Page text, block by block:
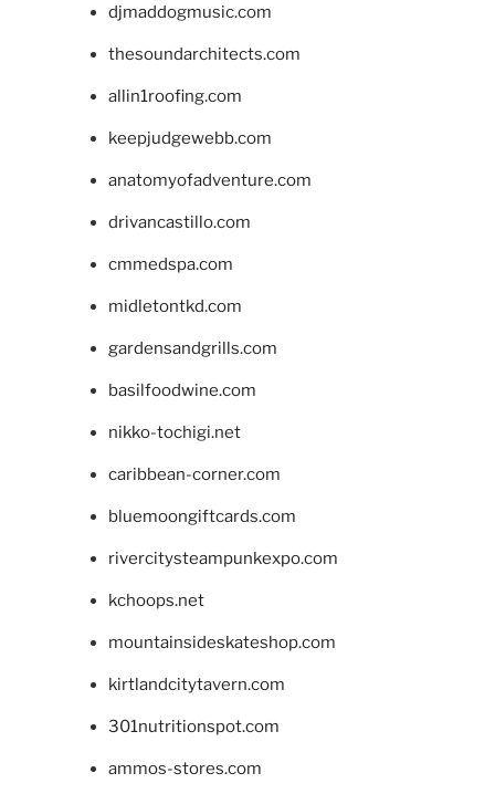
djmaddogmusic.com
thesoundarchitects.com
allin1roofing.com
keepjudgewebb.com
anatomyofadventure.com
drivancastillo.com
cmmedspa.com
midletontkd.com
gardensandgrills.com
basilfoodwine.com
nikko-tochigi.net
caribbean-corner.com
bluemoongiftcards.com
rivercitysteampunkexpo.com
kchoops.net
mountainsideskateshop.com
kirtlandcitytavern.com
301nutritionspot.com
ammos-stores.com